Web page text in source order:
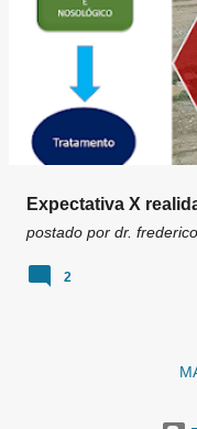
Expectativa X
postado por dr.
2